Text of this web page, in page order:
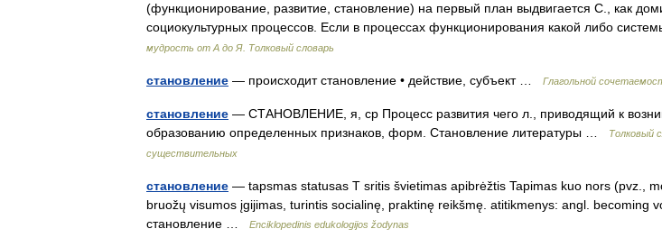
(функционирование, развитие, становление) на первый план выдвигается С., как
социокультурных процессов. Если в процессах функционирования какой либо
мудрость от А до Я. Толковый словарь
становление — происходит становление • действие, субъект … Глагольной
становление — СТАНОВЛЕНИЕ, я, ср Процесс развития чего л., приводящий к
образованию определенных признаков, форм. Становление литературы …
Толковый
существительных
становление — tapsmas statusas T sritis švietimas apibrėžtis Tapimas kuo nors (pvz.,
bruožų visumos įgijimas, turintis socialinę, praktinę reikšmę. atitikmenys: angl. becoming
становление …
Enciklopedinis edukologijos žodynas